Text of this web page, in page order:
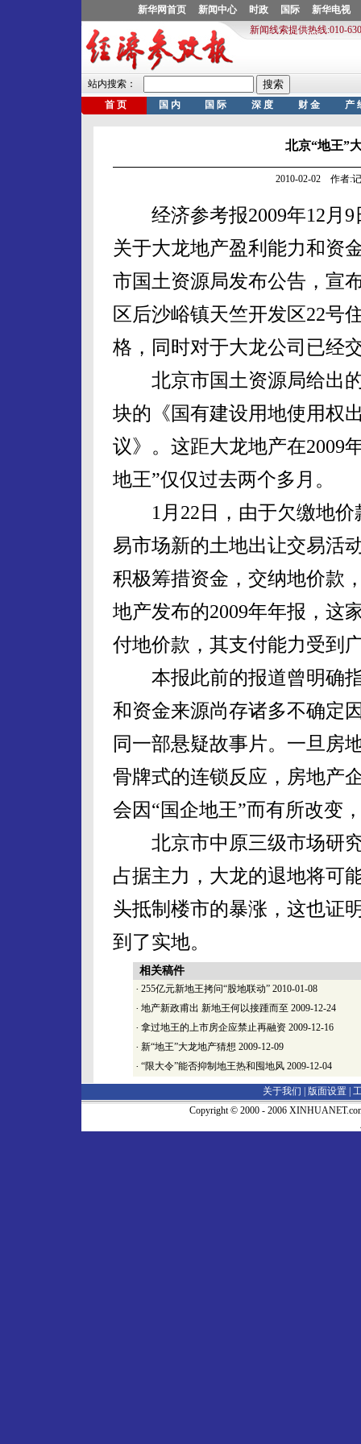
北京“地王”
2010-02-02 作者:
经济参考报2009年12月9
关于大龙地产盈利能力和资
市国土资源局发布公告，宣
区后沙峪镇天竺开发区22号
格，同时对于大龙公司已经
北京市国土资源局给出的
块的《国有建设用地使用权
议》。这距大龙地产在2009
地王”仅仅过去两个多月。
1月22日，由于欠缴地价
易市场新的土地出让交易活
积极筹措资金，交纳地价款
地产发布的2009年年报，这
付地价款，其支付能力受到
本报此前的报道曾明确指
和资金来源尚存诸多不确定
同一部悬疑故事片。一旦房
骨牌式的连锁反应，房地产
会因“国企地王”而有所改变
北京市中原三级市场研究
占据主力，大龙的退地将可
头抵制楼市的暴涨，这也证
到了实地。
相关稿件
· 255亿元新地王拷问“股地联动” 2010-01-08
· 地产新政甫出 新地王何以接踵而至 2009-12-24
· 拿过地王的上市房企应禁止再融资 2009-12-16
· 新“地王”大龙地产猜想 2009-12-09
· “限大令”能否抑制地王热和囤地风 2009-12-04
关于我们 | 版面设置
Copyright © 2000 - 2006